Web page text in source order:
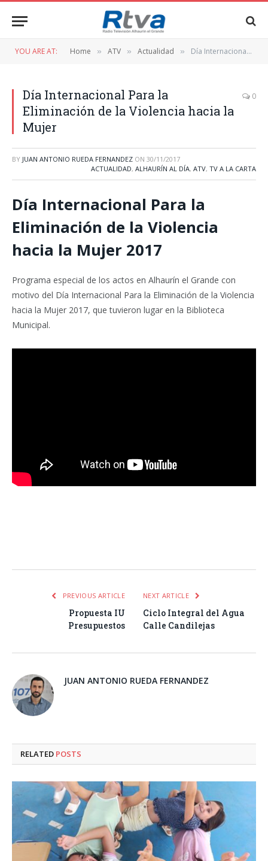
YOU ARE AT: Home » ATV » Actualidad » Día Internacional Para la Eliminación de la Violencia hacia la Mujer
Día Internacional Para la
Eliminación de la Violencia hacia la
Mujer
0
BY JUAN ANTONIO RUEDA FERNANDEZ ON 30/11/2017
ACTUALIDAD, ALHAURÍN AL DÍA, ATV, TV A LA CARTA
Día Internacional Para la
Eliminación de la Violencia
hacia la Mujer 2017
Programa especial de los actos en Alhaurín el Grande con
motivo del Día Internacional Para la Eliminación de la Violencia
hacia la Mujer 2017, que tuvieron lugar en la Biblioteca
Municipal.
PREVIOUS ARTICLE
Propuesta IU
Presupuestos
NEXT ARTICLE
Ciclo Integral del Agua
Calle Candilejas
JUAN ANTONIO RUEDA FERNANDEZ
RELATED POSTS